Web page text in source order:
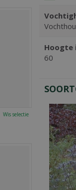
Hoogte
60
Wis selectie